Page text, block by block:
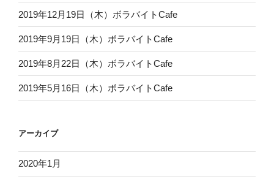
2019年12月19日（木）ボラバイトCafe
2019年9月19日（木）ボラバイトCafe
2019年8月22日（木）ボラバイトCafe
2019年5月16日（木）ボラバイトCafe
アーカイブ
2020年1月